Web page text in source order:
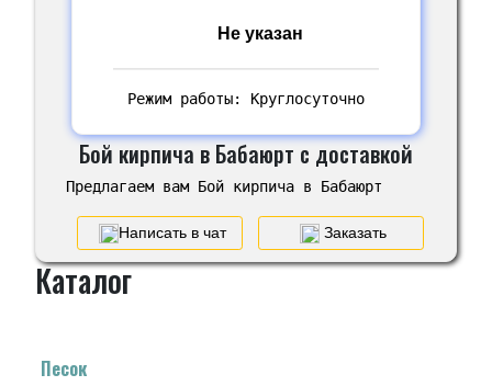
Не указан
Режим работы: Круглосуточно
Бой кирпича в Бабаюрт с доставкой
Предлагаем вам Бой кирпича в Бабаюрт
Написать в чат Заказать
Каталог
Песок